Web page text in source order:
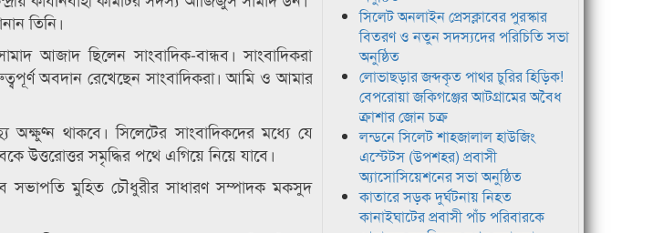
তিনি।
আজাদ ছিলেন সাংবাদিক-বান্ধব। সাংবাদিকরা
অবদান রেখেছেন সাংবাদিকরা। আমি ও আমার
থাকবে। সিলেটের সাংবাদিকদের মধ্যে যে
উত্তরোত্তর সমৃদ্ধির পথে এগিয়ে নিয়ে যাবে।
সভাপতি মুহিত চৌধুরীর সাধারণ সম্পাদক মকসুদ
সিলেট অনলাইন প্রেসক্লাবের পুরস্কার
বিতরণ ও নতুন সদস্যদের পরিচিতি সভা
অনুষ্ঠিত
লোভাছড়ার জব্দকৃত পাথর চুরির হিড়িক!
বেপরোয়া জকিগঞ্জের আটগ্রামের অবৈধ
ক্রাশার জোন চক্র
লন্ডনে সিলেট শাহজালাল হাউজিং
এস্টেটস (উপশহর) প্রবাসী
অ্যাসোসিয়েশনের সভা অনুষ্ঠিত
কাতারে সড়ক দুর্ঘটনায় নিহত
কানাইঘাটের প্রবাসী পাঁচ পরিবারকে